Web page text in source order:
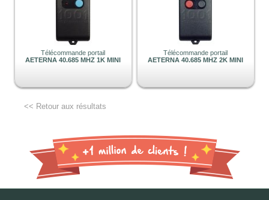
Télécommande portail
AETERNA 40.685 MHZ 1K MINI
Télécommande portail
AETERNA 40.685 MHZ 2K MINI
<< Retour aux résultats